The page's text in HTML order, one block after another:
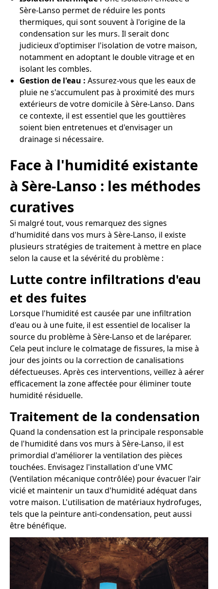
Sère-Lanso permet de réduire les ponts
thermiques, qui sont souvent à l'origine de la
condensation sur les murs. Il serait donc
judicieux d'optimiser l'isolation de votre maison,
notamment en adoptant le double vitrage et en
isolant les combles.
Gestion de l'eau : Assurez-vous que les eaux de
pluie ne s'accumulent pas à proximité des murs
extérieurs de votre domicile à Sère-Lanso. Dans
ce contexte, il est essentiel que les gouttières
soient bien entretenues et d'envisager un
drainage si nécessaire.
Face à l'humidité existante
à Sère-Lanso : les méthodes
curatives
Si malgré tout, vous remarquez des signes
d'humidité dans vos murs à Sère-Lanso, il existe
plusieurs stratégies de traitement à mettre en place
selon la cause et la sévérité du problème :
Lutte contre infiltrations d'eau
et des fuites
Lorsque l'humidité est causée par une infiltration
d'eau ou à une fuite, il est essentiel de localiser la
source du problème à Sère-Lanso et de laréparer.
Cela peut inclure le colmatage de fissures, la mise à
jour des joints ou la correction de canalisations
défectueuses. Après ces interventions, veillez à aérer
efficacement la zone affectée pour éliminer toute
humidité résiduelle.
Traitement de la condensation
Quand la condensation est la principale responsable
de l'humidité dans vos murs à Sère-Lanso, il est
primordial d'améliorer la ventilation des pièces
touchées. Envisagez l'installation d'une VMC
(Ventilation mécanique contrôlée) pour évacuer l'air
vicié et maintenir un taux d'humidité adéquat dans
votre maison. L'utilisation de matériaux hydrofuges,
tels que la peinture anti-condensation, peut aussi
être bénéfique.